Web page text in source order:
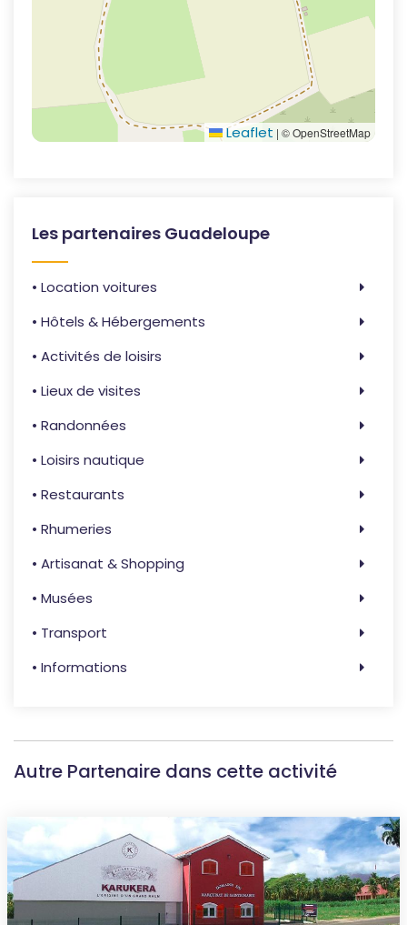
Leaflet | © OpenStreetMap
Les partenaires Guadeloupe
• Location voitures
• Hôtels & Hébergements
• Activités de loisirs
• Lieux de visites
• Randonnées
• Loisirs nautique
• Restaurants
• Rhumeries
• Artisanat & Shopping
• Musées
• Transport
• Informations
Autre Partenaire dans cette activité